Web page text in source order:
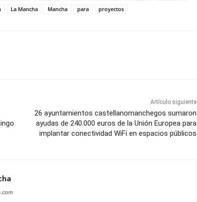
La Mancha Mancha para proyectos
Artículo siguiente
26 ayuntamientos castellanomanchegos sumaron
ayudas de 240.000 euros de la Unión Europea para
implantar conectividad WiFi en espacios públicos